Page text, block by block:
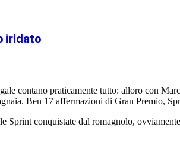
iridato
contano praticamente tutto: alloro con
Ben 17 affermazioni di Gran Premio,
conquistate dal romagnolo,